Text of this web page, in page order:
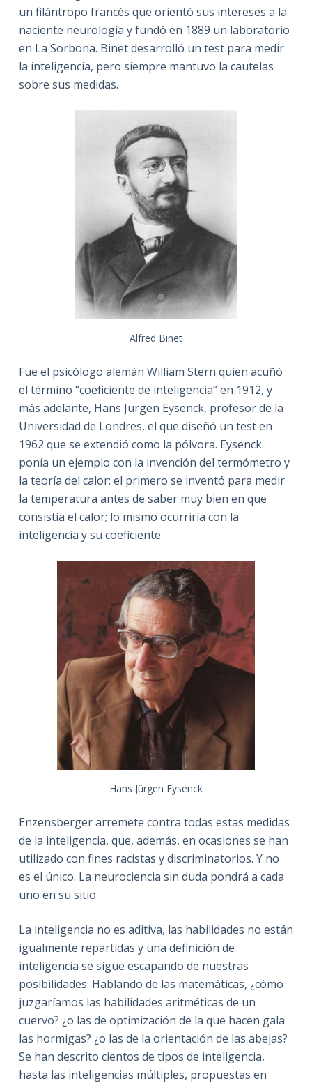
un filántropo francés que orientó sus intereses a la
naciente neurología y fundó en 1889 un laboratorio
en La Sorbona. Binet desarrolló un test para medir
la inteligencia, pero siempre mantuvo la cautelas
sobre sus medidas.
Alfred Binet
Fue el psicólogo alemán William Stern quien acuñó
el término “coeficiente de inteligencia” en 1912, y
más adelante, Hans Jürgen Eysenck, profesor de la
Universidad de Londres, el que diseñó un test en
1962 que se extendió como la pólvora. Eysenck
ponía un ejemplo con la invención del termómetro y
la teoría del calor: el primero se inventó para medir
la temperatura antes de saber muy bien en que
consistía el calor; lo mismo ocurriría con la
inteligencia y su coeficiente.
Hans Jürgen Eysenck
Enzensberger arremete contra todas estas medidas
de la inteligencia, que, además, en ocasiones se han
utilizado con fines racistas y discriminatorios. Y no
es el único. La neurociencia sin duda pondrá a cada
uno en su sitio.
La inteligencia no es aditiva, las habilidades no están
igualmente repartidas y una definición de
inteligencia se sigue escapando de nuestras
posibilidades. Hablando de las matemáticas, ¿cómo
juzgaríamos las habilidades aritméticas de un
cuervo? ¿o las de optimización de la que hacen gala
las hormigas? ¿o las de la orientación de las abejas?
Se han descrito cientos de tipos de inteligencia,
hasta las inteligencias múltiples, propuestas en